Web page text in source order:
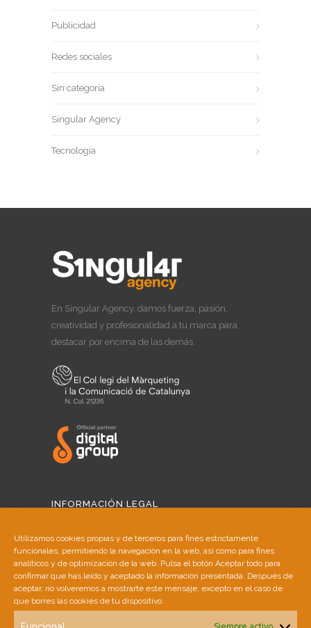
Utilizamos cookies propias y de terceros para fines estrictamente
funcionales, permitiendo la navegación en la web, así como para fines
analíticos y de optimización de la web. Pulsa el botón Aceptar todo para
confirmar que has leído y aceptado la información presentada. Después de
aceptar, no volveremos a mostrarte este mensaje, excepto en el caso de
que borres las cookies de tu dispositivo.
Publicidad
Redes sociales
Sin categoría
Singular Agency
Tecnología
En Singular Agency, damos fuerza, pasión,
creatividad y profesionalidad a tu marca para
destacar por encima de las demás.
INFORMACIÓN LEGAL
Política de Cookies
Política de Privacidad